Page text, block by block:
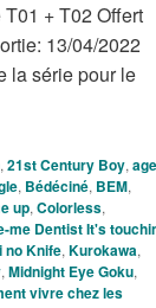
+ T02 Offert
13/04/2022
la série pour le
Mangas de la
,21st Century Boy,
, Bédéciné, BEM,
up,Colorless,
me Dentist It's
no Knife,Kurokawa,
,Midnight Eye Goku,
vivre chez les